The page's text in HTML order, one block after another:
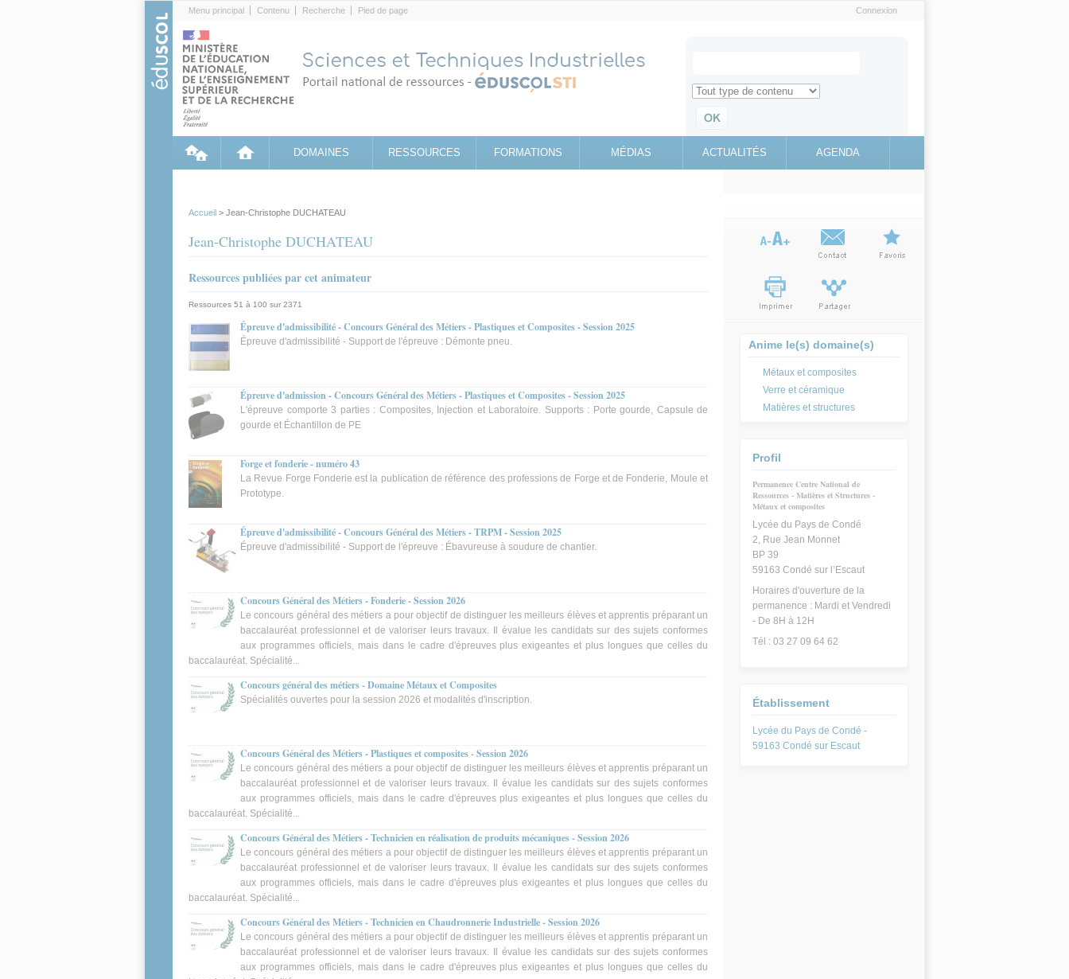
Menu principal Contenu Recherche Pied de page Connexion
Search for
Retrouvez toute l'information sur le site education.gouv.fr
DOMAINES RESSOURCES FORMATIONS MÉDIAS ACTUALITÉS AGENDA
Accueil > Jean-Christophe DUCHATEAU
Jean-Christophe DUCHATEAU
Ressources publiées par cet animateur
Ressources 51 à 100 sur 2371
Épreuve d'admissibilité - Concours Général des Métiers - Plastiques et Composites - Session 2025
Épreuve d'admissibilité - Support de l'épreuve : Démonte pneu.
Épreuve d'admission - Concours Général des Métiers - Plastiques et Composites - Session 2025
L'épreuve comporte 3 parties : Composites, Injection et Laboratoire. Supports : Porte gourde, Capsule de
gourde et Échantillon de PE
Forge et fonderie - numéro 43
La Revue Forge Fonderie est la publication de référence des professions de Forge et de Fonderie, Moule et
Prototype.
Épreuve d'admissibilité - Concours Général des Métiers - TRPM - Session 2025
Épreuve d'admissibilité - Support de l'épreuve : Ébavureuse à soudure de chantier.
Concours Général des Métiers - Fonderie - Session 2026
Le concours général des métiers a pour objectif de distinguer les meilleurs élèves et apprentis préparant un
baccalauréat professionnel et de valoriser leurs travaux. Il évalue les candidats sur des sujets conformes
aux programmes officiels, mais dans le cadre d'épreuves plus exigeantes et plus longues que celles du
baccalauréat. Spécialité...
Concours général des métiers - Domaine Métaux et Composites
Spécialités ouvertes pour la session 2026 et modalités d'inscription.
Concours Général des Métiers - Plastiques et composites - Session 2026
Le concours général des métiers a pour objectif de distinguer les meilleurs élèves et apprentis préparant un
baccalauréat professionnel et de valoriser leurs travaux. Il évalue les candidats sur des sujets conformes
aux programmes officiels, mais dans le cadre d'épreuves plus exigeantes et plus longues que celles du
baccalauréat. Spécialité...
Concours Général des Métiers - Technicien en réalisation de produits mécaniques - Session 2026
Le concours général des métiers a pour objectif de distinguer les meilleurs élèves et apprentis préparant un
baccalauréat professionnel et de valoriser leurs travaux. Il évalue les candidats sur des sujets conformes
aux programmes officiels, mais dans le cadre d'épreuves plus exigeantes et plus longues que celles du
baccalauréat. Spécialité...
Concours Général des Métiers - Technicien en Chaudronnerie Industrielle - Session 2026
Le concours général des métiers a pour objectif de distinguer les meilleurs élèves et apprentis préparant un
baccalauréat professionnel et de valoriser leurs travaux. Il évalue les candidats sur des sujets conformes
aux programmes officiels, mais dans le cadre d'épreuves plus exigeantes et plus longues que celles du
Anime le(s) domaine(s)
Métaux et composites
Verre et céramique
Matières et structures
Profil
Permanence Centre National de
Ressources - Matières et Structures -
Métaux et composites
Lycée du Pays de Condé
2, Rue Jean Monnet
BP 39
59163 Condé sur l’Escaut
Horaires d'ouverture de la
permanence : Mardi et Vendredi
- De 8H à 12H
Tél : 03 27 09 64 62
Établissement
Lycée du Pays de Condé -
59163 Condé sur Escaut